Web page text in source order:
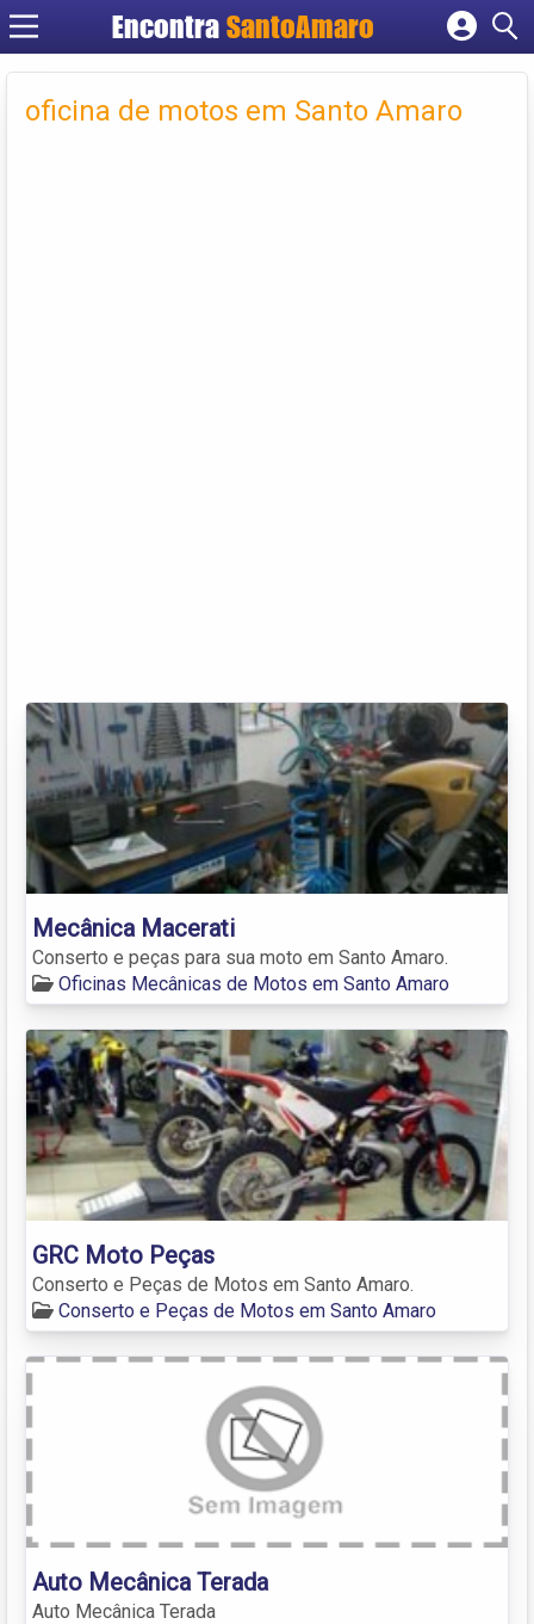
Encontra SantoAmaro
Cadastrar empresa
Criar conta
oficina de motos em Santo Amaro
Mecânica Macerati
Conserto e peças para sua moto em Santo Amaro.
Oficinas Mecânicas de Motos em Santo Amaro
GRC Moto Peças
Conserto e Peças de Motos em Santo Amaro.
Conserto e Peças de Motos em Santo Amaro
Auto Mecânica Terada
Auto Mecânica Terada